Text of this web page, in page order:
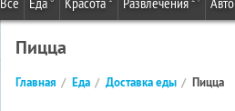
Пицца
Главная Еда Доставка еды Пицца